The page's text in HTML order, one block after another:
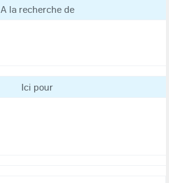
A la recherche de
Ici pour